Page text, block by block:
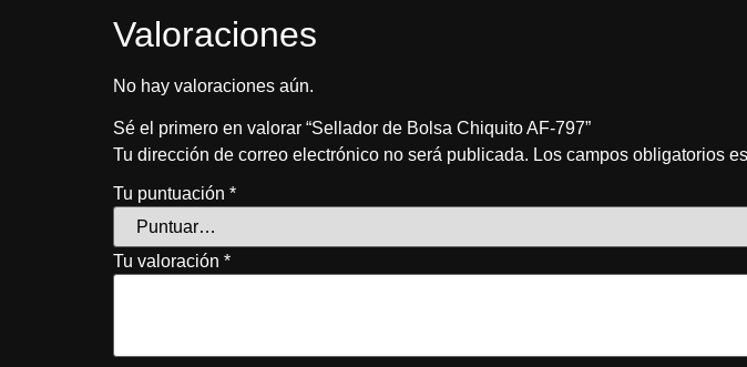
Valoraciones
No hay valoraciones aún.
Sé el primero en valorar “Sellador de Bolsa Chiquito AF-797”
Tu dirección de correo electrónico no será publicada. Los campos obligatorios
Tu puntuación *
Tu valoración *